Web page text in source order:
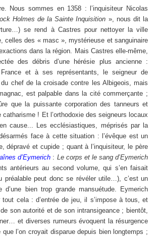
Nous sommes en 1358 : l’inquisiteur Nicolas
Holmes de la Sainte Inquisition », nous dit la
se rend à Castres pour nettoyer la ville
celles des « masc », mystérieuse et sanguinaire
dans la région. Mais Castres elle-même,
des débris d’une hérésie plus ancienne :
et à ses représentants, le seigneur de
chef de la croisade contre les Albigeois, mais
est palpable dans la cité commerçante ;
que la puissante corporation des tanneurs et
! Et l’orthodoxie des seigneurs locaux
cause... Les ecclésiastiques, méprisés par la
face à cette situation : l’évêque est un
dépravé et cupide ; quant à l’inquisiteur, le père
d’Eymerich : Le corps et le sang d’Eymerich
antérieurs au second volume, qui s’en faisait
préalable peut donc se révéler utile…), c’est un
d’une bien trop grande mansuétude. Eymerich
tout cela : d’entrée de jeu, il s’impose à tous, et
son autorité et de son intransigeance ; bientôt,
et diverses rumeurs évoquent la résurgence
que l’on croyait disparue depuis bien longtemps ;